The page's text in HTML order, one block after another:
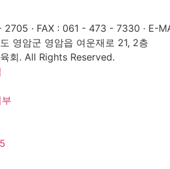
2705 · FAX : 061 - 473 - 7330 · E-
영암군 영암읍 여운재로 21, 2층
회. All Rights Reserved.